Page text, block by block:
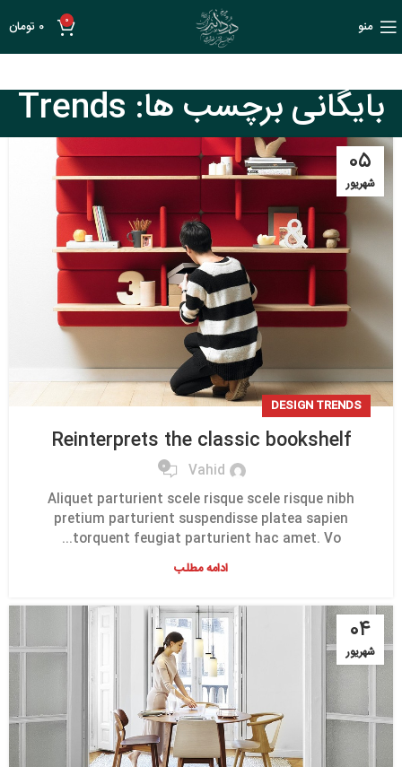
منو 0
0 تومان
بایگانی برچسب ها: Trends
۰۵
شهریور
DESIGN TRENDS
Reinterprets the classic bookshelf
Vahid
0
Aliquet parturient scele risque scele risque nibh
pretium parturient suspendisse platea sapien
torquent feugiat parturient hac amet. Vo...
ادامه مطلب
۰۴
شهریور